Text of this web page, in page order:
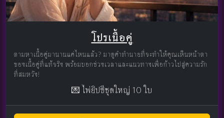
โปรเนื้อคู่
ตามหาเนื้อคู่มานานแค่ไหนแล้ว? มาดูคำทำนายที่จะทำให้คุณเห็นหน้าตา
ของเนื้อคู่ที่แท้จริง พร้อมบอกช่วงเวลาและแนวทางเพื่อก้าวไปสู่ความรัก
ที่สมหวัง!
💌 ไพ่ยิปซีชุดใหญ่ 10 ใบ